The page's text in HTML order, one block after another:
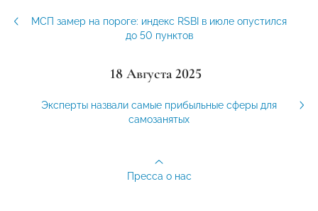
МСП замер на пороге: индекс RSBI в июле опустился
до 50 пунктов
18 Августа 2025
Эксперты назвали самые прибыльные сферы для
самозанятых
Пресса о нас